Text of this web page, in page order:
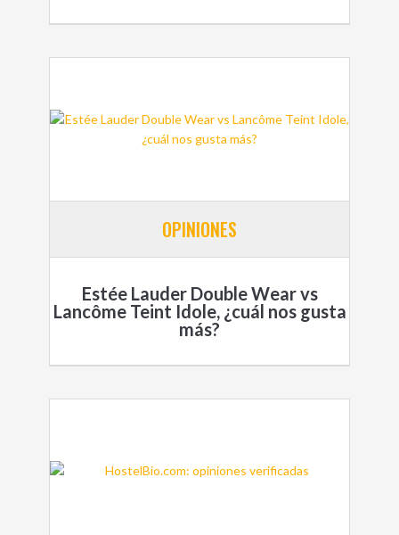
OPINIONES
Estée Lauder Double Wear vs
Lancôme Teint Idole, ¿cuál nos gusta
más?